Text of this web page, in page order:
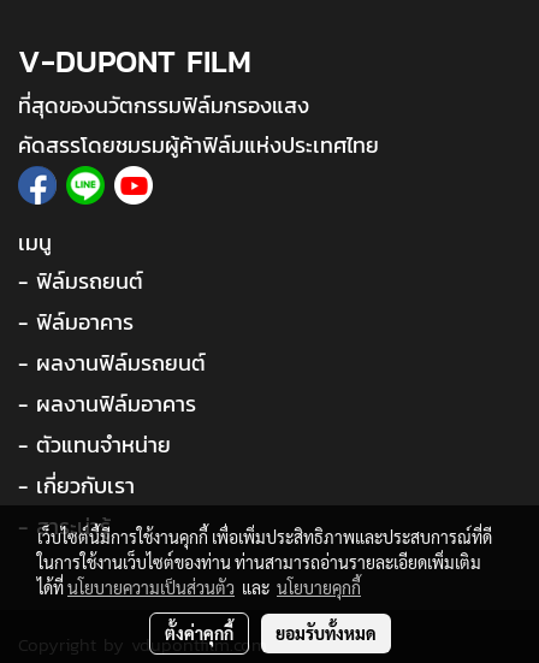
V-DUPONT FILM
ที่สุดของนวัตกรรมฟิล์มกรองแสง
คัดสรรโดยชมรมผู้ค้าฟิล์มแห่งประเทศไทย
เมนู
- ฟิล์มรถยนต์
- ฟิล์มอาคาร
- ผลงานฟิล์มรถยนต์
- ผลงานฟิล์มอาคาร
- ตัวแทนจำหน่าย
- เกี่ยวกับเรา
- สาระน่ารู้
Copyright by vdupontfilm.com
เว็บไซต์นี้มีการใช้งานคุกกี้ เพื่อเพิ่มประสิทธิภาพและประสบการณ์ที่ดี
ในการใช้งานเว็บไซต์ของท่าน ท่านสามารถอ่านรายละเอียดเพิ่มเติม
ได้ที่นโยบายความเป็นส่วนตัว และ นโยบายคุกกี้
ตั้งค่าคุกกี้ ยอมรับทั้งหมด